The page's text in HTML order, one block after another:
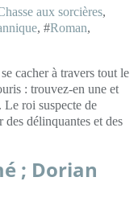
aux sorcières,
, #Roman,
cacher à travers tout le
: trouvez-en une et
roi suspecte de
délinquantes et des
; Dorian